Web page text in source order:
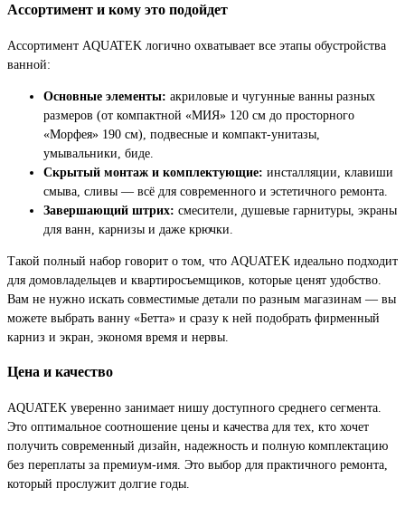
Ассортимент и кому это подойдет
Ассортимент AQUATEK логично охватывает все этапы обустройства
ванной:
Основные элементы: акриловые и чугунные ванны разных
размеров (от компактной «МИЯ» 120 см до просторного
«Морфея» 190 см), подвесные и компакт-унитазы,
умывальники, биде.
Скрытый монтаж и комплектующие: инсталляции, клавиши
смыва, сливы — всё для современного и эстетичного ремонта.
Завершающий штрих: смесители, душевые гарнитуры, экраны
для ванн, карнизы и даже крючки.
Такой полный набор говорит о том, что AQUATEK идеально подходит
для домовладельцев и квартиросъемщиков, которые ценят удобство.
Вам не нужно искать совместимые детали по разным магазинам — вы
можете выбрать ванну «Бетта» и сразу к ней подобрать фирменный
карниз и экран, экономя время и нервы.
Цена и качество
AQUATEK уверенно занимает нишу доступного среднего сегмента.
Это оптимальное соотношение цены и качества для тех, кто хочет
получить современный дизайн, надежность и полную комплектацию
без переплаты за премиум-имя. Это выбор для практичного ремонта,
который прослужит долгие годы.